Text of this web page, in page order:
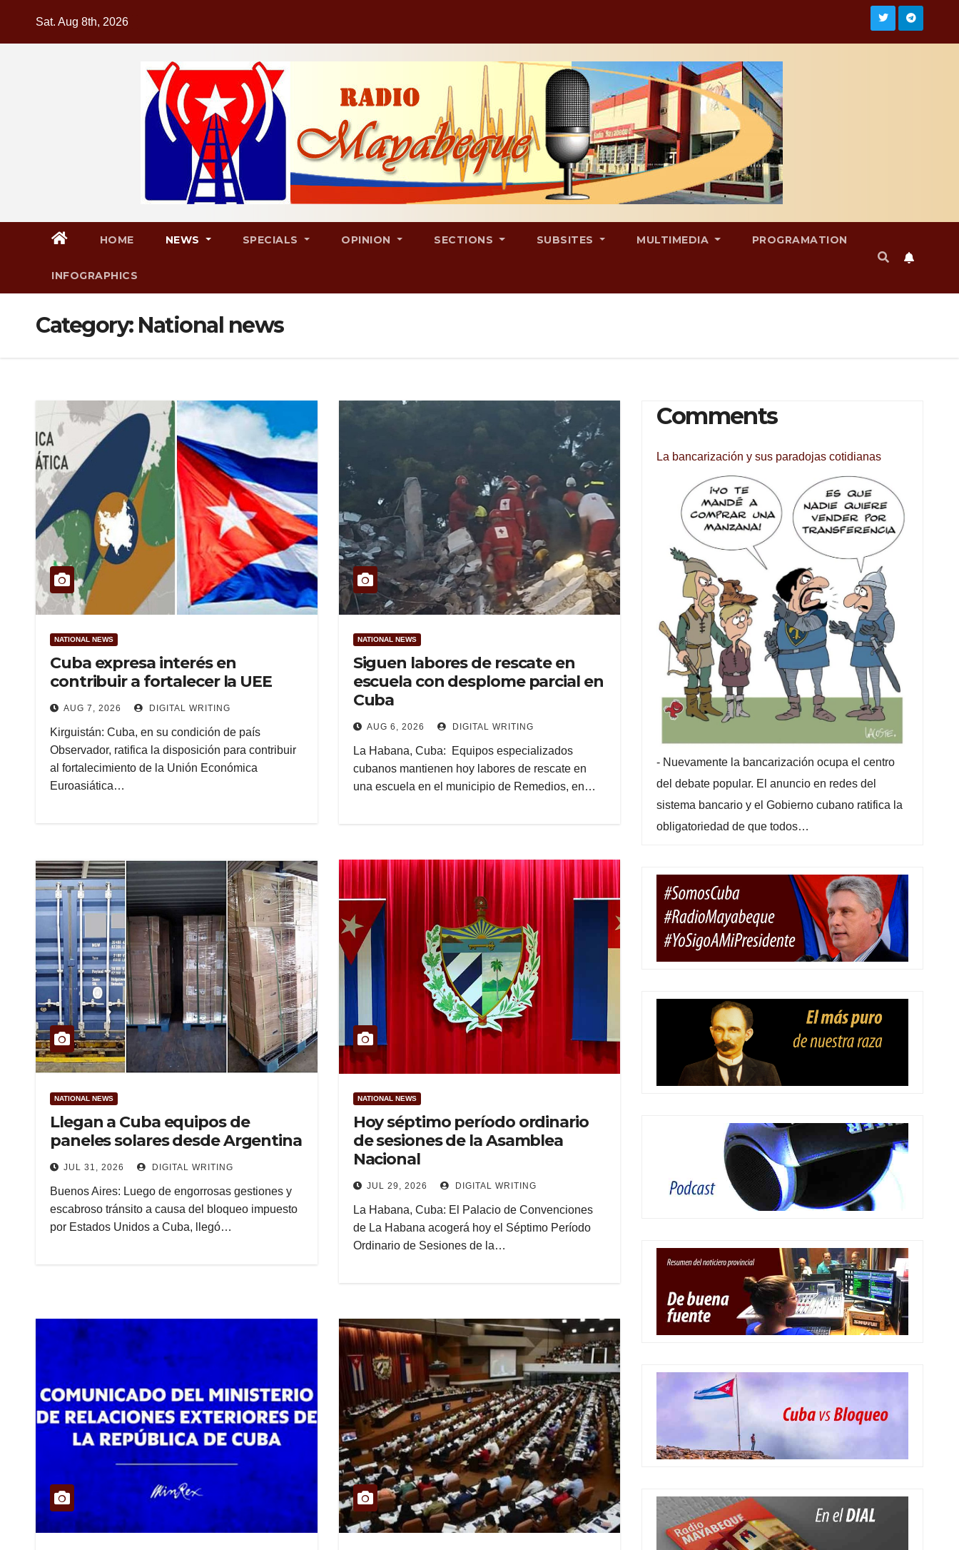
Sat. Aug 8th, 2026
HOME NEWS SPECIALS OPINION SECTIONS SUBSITES MULTIMEDIA PROGRAMATION
INFOGRAPHICS
Category: National news
NATIONAL NEWS
Cuba expresa interés en
contribuir a fortalecer la UEE
AUG 7, 2026 DIGITAL WRITING
Kirguistán: Cuba, en su condición de país
Observador, ratifica la disposición para contribuir
al fortalecimiento de la Unión Económica
Euroasiática…
NATIONAL NEWS
Siguen labores de rescate en
escuela con desplome parcial en
Cuba
AUG 6, 2026 DIGITAL WRITING
La Habana, Cuba: Equipos especializados
cubanos mantienen hoy labores de rescate en
una escuela en el municipio de Remedios, en…
NATIONAL NEWS
Llegan a Cuba equipos de
paneles solares desde Argentina
JUL 31, 2026 DIGITAL WRITING
Buenos Aires: Luego de engorrosas gestiones y
escabroso tránsito a causa del bloqueo impuesto
por Estados Unidos a Cuba, llegó…
NATIONAL NEWS
Hoy séptimo período ordinario
de sesiones de la Asamblea
Nacional
JUL 29, 2026 DIGITAL WRITING
La Habana, Cuba: El Palacio de Convenciones
de La Habana acogerá hoy el Séptimo Período
Ordinario de Sesiones de la…
Comments
La bancarización y sus paradojas cotidianas
- Nuevamente la bancarización ocupa el centro
del debate popular. El anuncio en redes del
sistema bancario y el Gobierno cubano ratifica la
obligatoriedad de que todos…